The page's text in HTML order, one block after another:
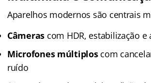
Aparelhos modernos são centrais
Câmeras com HDR, estabilização e
Microfones múltiploscom
ruído